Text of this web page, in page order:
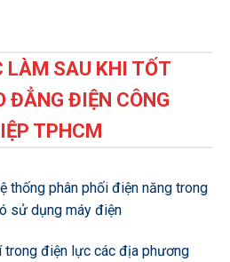
LÀM SAU KHI TỐT
ĐẲNG ĐIỆN CÔNG
TPHCM
thống phân phối điện năng trong
sử dụng máy điện
trong điện lực các địa phương